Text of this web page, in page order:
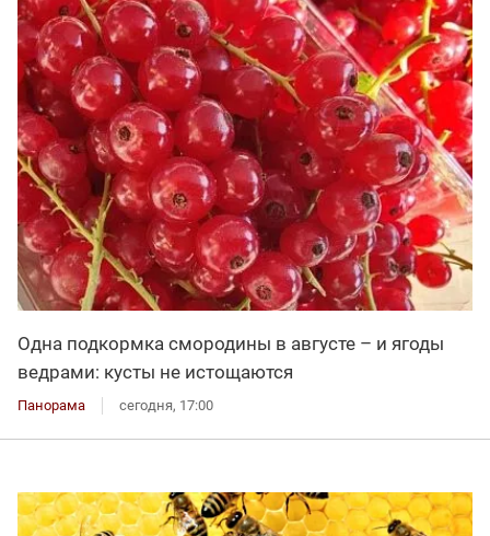
Одна подкормка смородины в августе – и ягоды
ведрами: кусты не истощаются
Панорама сегодня, 17:00